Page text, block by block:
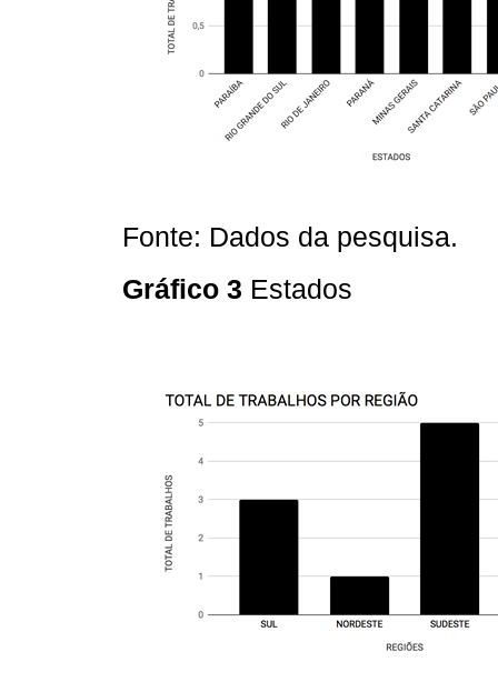
Fonte: Dados da pesquisa.
Gráfico 3 Estados